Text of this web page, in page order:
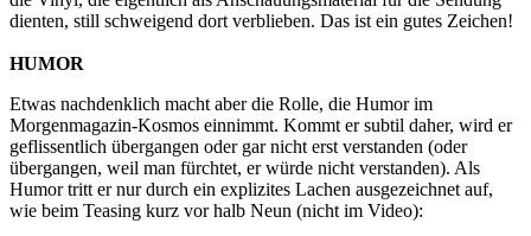
dienten, still schweigend dort verblieben. Das ist ein gutes Zeichen!
HUMOR
Etwas nachdenklich macht aber die Rolle, die Humor im
Morgenmagazin-Kosmos einnimmt. Kommt er subtil daher, wird er
geflissentlich übergangen oder gar nicht erst verstanden (oder
übergangen, weil man fürchtet, er würde nicht verstanden). Als
Humor tritt er nur durch ein explizites Lachen ausgezeichnet auf,
wie beim Teasing kurz vor halb Neun (nicht im Video):